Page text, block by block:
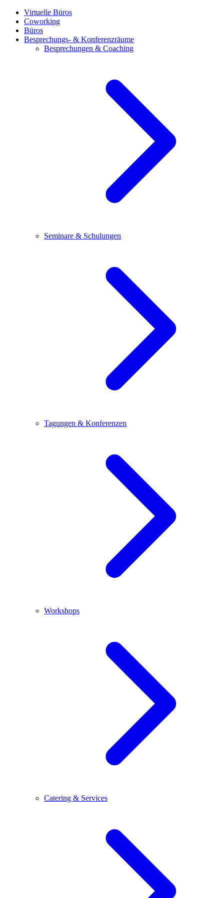
Virtuelle Büros
Coworking
Büros
Besprechungs- & Konferenzräume
Besprechungen & Coaching
Seminare & Schulungen
Tagungen & Konferenzen
Workshops
Catering & Services